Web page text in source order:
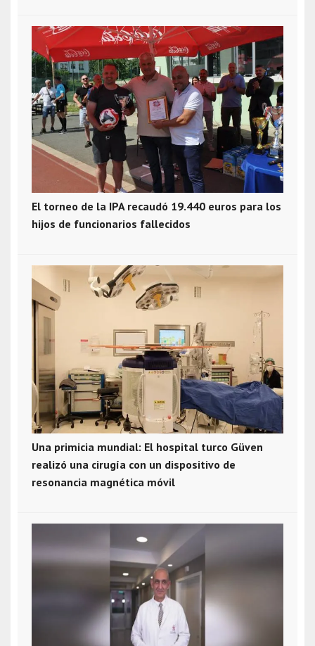
El torneo de la IPA recaudó 19.440 euros para los
hijos de funcionarios fallecidos
Una primicia mundial: El hospital turco Güven
realizó una cirugía con un dispositivo de
resonancia magnética móvil